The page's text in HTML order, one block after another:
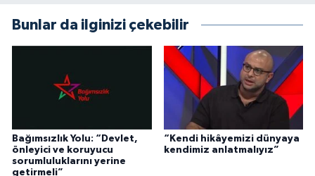
Bunlar da ilginizi çekebilir
Bağımsızlık Yolu: “Devlet,
önleyici ve koruyucu
sorumluluklarını yerine
getirmeli”
“Kendi hikâyemizi dünyaya
kendimiz anlatmalıyız”